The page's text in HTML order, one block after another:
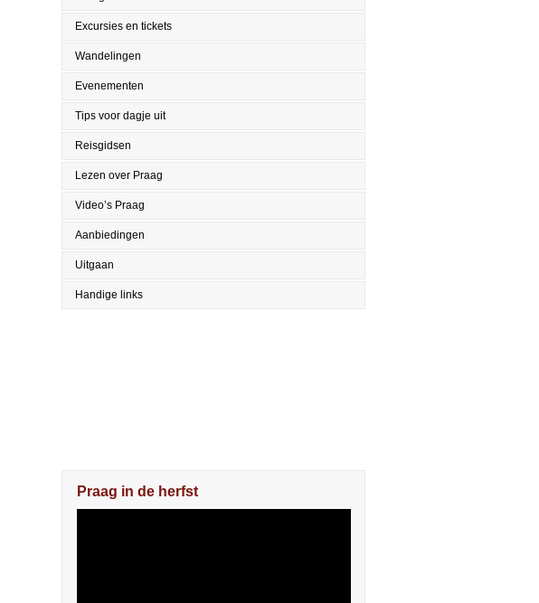
Excursies en tickets
Wandelingen
Evenementen
Tips voor dagje uit
Reisgidsen
Lezen over Praag
Video’s Praag
Aanbiedingen
Uitgaan
Handige links
Praag in de herfst